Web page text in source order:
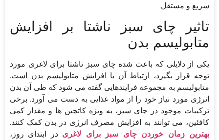
سریع و مستقل.
تاثیر چای سبز ناشتا بر افزایش
متابولیسم بدن
یکی از دلایلی که باعث شده چای سبز ناشتا برای لاغری مورد
توجه قرار بگیرد، ارتباط آن با افزایش متابولیسم بدن است.
متابولیسم به مجموعه فرایندهایی گفته می شود که طی آن بدن
انرژی مورد نیاز خود را از مواد غذایی به دست می آورد. برخی
ترکیبات موجود در چای سبز، به ویژه کاتچین ها و مقدار کمی
کافئین، می توانند به افزایش مصرف انرژی در بدن کمک کنند.
بهترین زمان خوردن چای سبز برای لاغری در ابتدای روز،